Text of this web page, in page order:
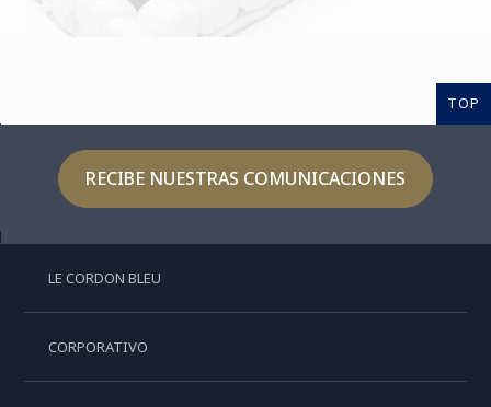
TOP
RECIBE NUESTRAS COMUNICACIONES
LE CORDON BLEU
CORPORATIVO